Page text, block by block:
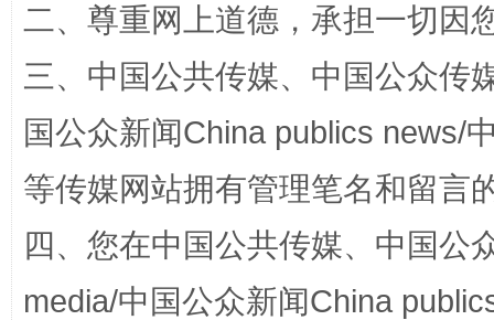
站台名比不上好声名
走
二、尊重网上道德，承担一切因
三、中国公共传媒、中国公众传
国公众新闻China publics news/
等传媒网站拥有管理笔名和留言
四、您在中国公共传媒、中国公
media/中国公众新闻China